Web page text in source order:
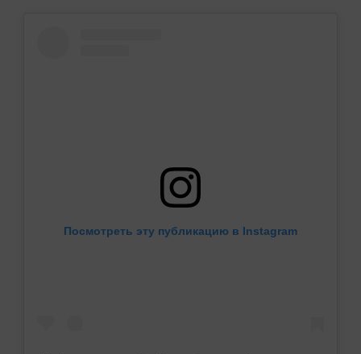
Посмотреть эту публикацию в Instagram